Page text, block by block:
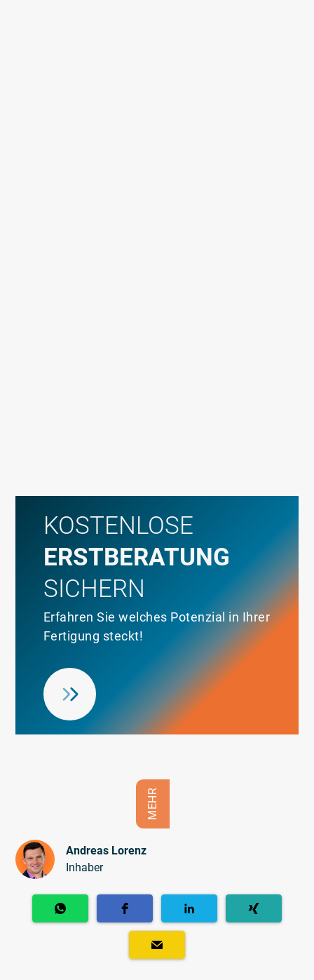
KOSTENLOSE
ERSTBERATUNG
SICHERN
Erfahren Sie welches Potenzial in Ihrer
Fertigung steckt!
MEHR
Andreas Lorenz
Inhaber